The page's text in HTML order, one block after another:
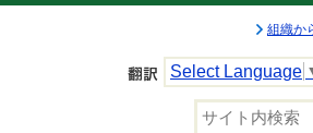
組織か
Select Language